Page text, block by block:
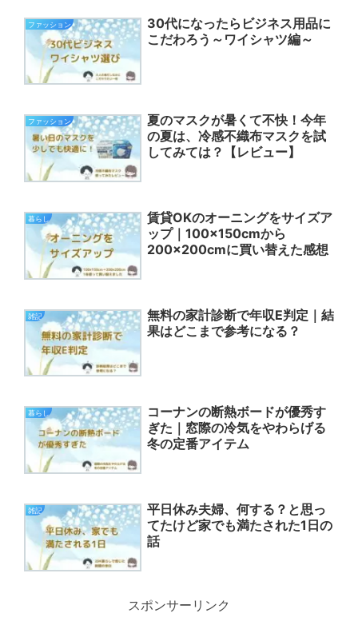
ファッション
30代になったらビジネス用品に
こだわろう～ワイシャツ編～
ファッション
夏のマスクが暑くて不快！今年
の夏は、冷感不織布マスクを試
してみては？【レビュー】
暮らし
賃貸OKのオーニングをサイズア
ップ｜100×150cmから
200×200cmに買い替えた感想
雑記
無料の家計診断で年収E判定｜結
果はどこまで参考になる？
暮らし
コーナンの断熱ボードが優秀す
ぎた｜窓際の冷気をやわらげる
冬の定番アイテム
雑記
平日休み夫婦、何する？と思っ
てたけど家でも満たされた1日の
話
スポンサーリンク